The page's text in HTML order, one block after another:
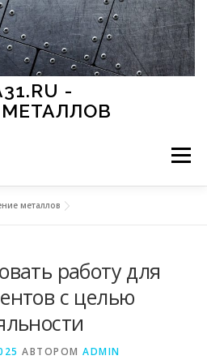
-
Меню
СРЕДА
металлов
работу для
с целью
АВТОРОМ ADMIN